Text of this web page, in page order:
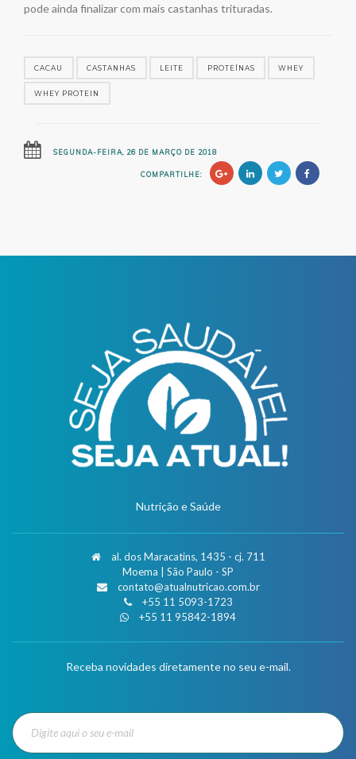
pode ainda finalizar com mais castanhas trituradas.
CACAU CASTANHAS LEITE PROTEÍNAS WHEY
WHEY PROTEIN
SEGUNDA-FEIRA, 26 DE MARÇO DE 2018
COMPARTILHE:
Nutrição e Saúde
al. dos Maracatins, 1435 - cj. 711
Moema | São Paulo - SP
contato@atualnutricao.com.br
+55 11 5093-1723
+55 11 95842-1894
Receba novidades diretamente no seu e-mail.